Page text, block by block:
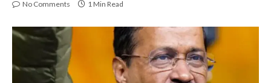
No Comments 1 Min Read